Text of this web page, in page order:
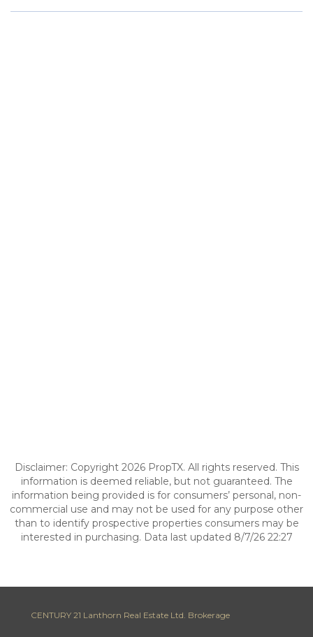
Disclaimer: Copyright 2026 PropTX. All rights reserved. This
information is deemed reliable, but not guaranteed. The
information being provided is for consumers’ personal, non-
commercial use and may not be used for any purpose other
than to identify prospective properties consumers may be
interested in purchasing. Data last updated 8/7/26 22:27
CENTURY 21 Lanthorn Real Estate Ltd. Brokerage